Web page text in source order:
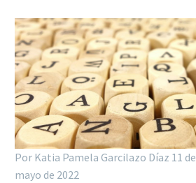
Por Katia Pamela Garcilazo Díaz 11 de
mayo de 2022